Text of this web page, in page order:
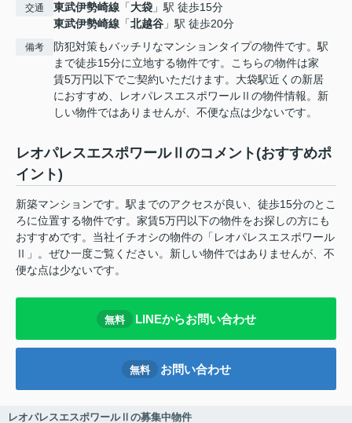
交通 東武伊勢崎線 「大袋 」駅 徒歩15分
東武伊勢崎線 「北越谷 」駅 徒歩20分
備考
防犯対策もバッチリなマンションタイプの物件です。駅
まで徒歩15分に立地する物件です。こちらの物件は家
賃5万円以下でご契約いただけます。大袋駅近くの新居
におすすめ、レオパレスエスポワールⅡの物件情報。新
しい物件ではありませんが、不便な点は少ないです。
レオパレスエスポワールⅡのコメント(おすすめポ
イント)
新築マンションです。駅までのアクセスが良い、徒歩15分のとこ
ろに位置する物件です。家賃5万円以下の物件をお探しの方にも
おすすめです。当社イチオシの物件の「レオパレスエスポワール
Ⅱ」。ぜひ一度ご覧ください。新しい物件ではありませんが、不
便な点は少ないです。
無料 LINEからお問い合わせ
無料 お問い合わせ
レオパレスエスポワールⅡの募集中物件